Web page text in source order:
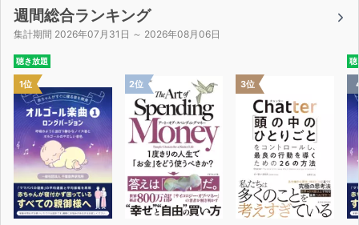
週間総合ランキング
集計期間 2026年07月31日 ～ 2026年08月06日
聴き放題
1位 2位 3位
聴